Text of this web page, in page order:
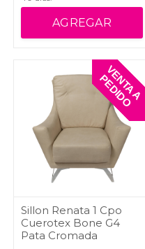
AGREGAR
Sillon Renata 1 Cpo
Cuerotex Bone G4
Pata Cromada
V
E
N
T
A
A
P
E
D
I
D
O